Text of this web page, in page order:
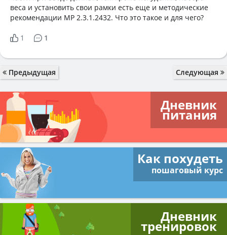
веса и установить свои рамки есть еще и методические
рекомендации МР 2.3.1.2432. Что это такое и для чего?
1 1
Предыдущая Следующая
Дневник
питания
Как похудеть
пошаговый курс
Дневник
тренировок